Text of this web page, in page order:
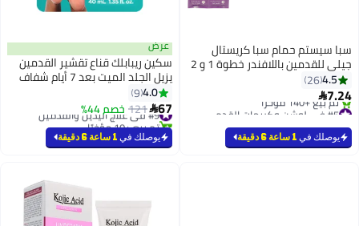
سبا سيستم حمام سبا كريستال
جيلي للقدمين باللافندر خطوة 1 و 2
من سبا سيستم - 100 جرام
4.5
26
7.24
#5 في لوشن وكريمات القدم
بتخلّص بسرعة
تم بيع +140 مؤخرًا
#5 في لوشن وكريمات القدم
يوصلك في 1 ساعة 6 دقيقة
عرض
سكين ريبابلك قناع تقشير القدمين
يزيل الجلد الميت بعد 7 أيام شفاف
40 جرام شفاف 40جرام4.0
9
67
121 خصم 44% #9 في علاج اليدين والقدمين
تم بيع +10 مؤخرًا
#9 في علاج اليدين والقدمين
يوصلك في 1 ساعة 6 دقيقة